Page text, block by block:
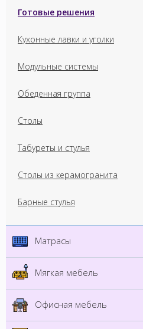
Готовые решения
Кухонные лавки и уголки
Модульные системы
Обеденная группа
Столы
Табуреты и стулья
Столы из керамогранита
Барные стулья
Матрасы
Мягкая мебель
Офисная мебель